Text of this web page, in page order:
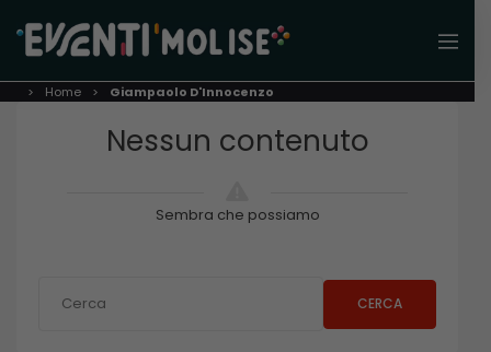
Home Giampaolo D'Innocenzo
Nessun contenuto
Sembra che possiamo
CERCA